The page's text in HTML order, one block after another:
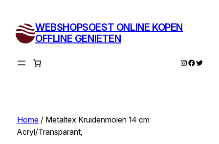
inhoud
WEBSHOPSOEST ONLINE KOPEN
OFFLINE GENIETEN
Instagram
Twitter
Home/ Metaltex Kruidenmolen 14 cm
Acryl/Transparant,